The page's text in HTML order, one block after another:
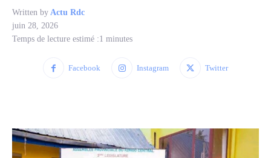
Written by Actu Rdc
juin 28, 2026
Temps de lecture estimé :1 minutes
Facebook Instagram Twitter